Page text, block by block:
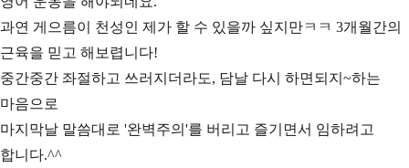
과연 게으름이 천성인 제가 할 수 있을까 싶지만ㅋㅋ 3개월간의
근육을 믿고 해보렵니다!
중간중간 좌절하고 쓰러지더라도, 담날 다시 하면되지~하는
마음으로
마지막날 말씀대로 '완벽주의'를 버리고 즐기면서 임하려고
합니다.^^